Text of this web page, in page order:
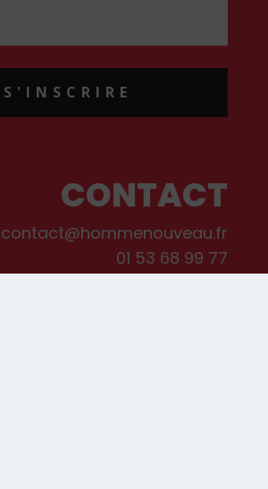
S'INSCRIRE
CONTACT
contact@hommenouveau.fr
01 53 68 99 77